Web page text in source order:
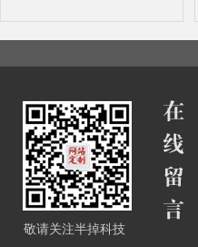
敬请关注半掉科技